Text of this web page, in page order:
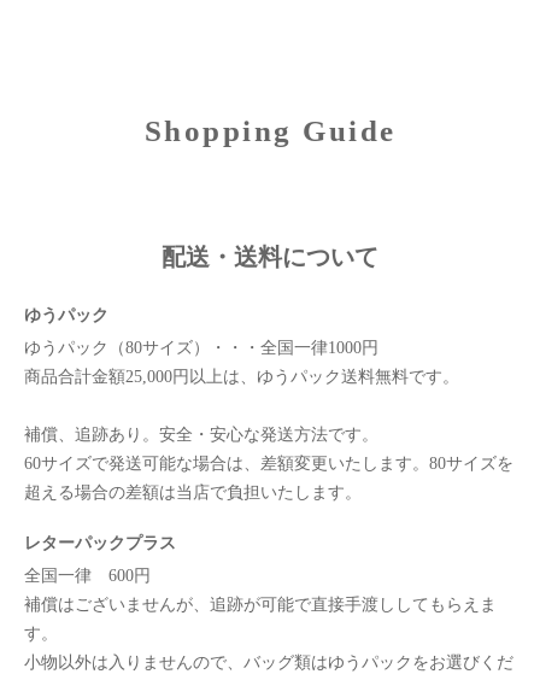
Shopping Guide
配送・送料について
ゆうパック
ゆうパック（80サイズ）・・・全国一律1000円
商品合計金額25,000円以上は、ゆうパック送料無料です。
補償、追跡あり。安全・安心な発送方法です。
60サイズで発送可能な場合は、差額変更いたします。80サイズを
超える場合の差額は当店で負担いたします。
レターパックプラス
全国一律 600円
補償はございませんが、追跡が可能で直接手渡ししてもらえま
す。
小物以外は入りませんので、バッグ類はゆうパックをお選びくだ